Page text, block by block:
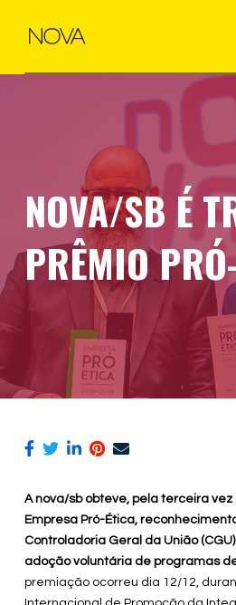
NOVA/SB É
PRÊMIO
A nova/sb obteve, pela terceira vez
Empresa Pró-Ética,
Controladoria Geral da União
adoção voluntária de programas
premiação ocorreu dia 12/12,